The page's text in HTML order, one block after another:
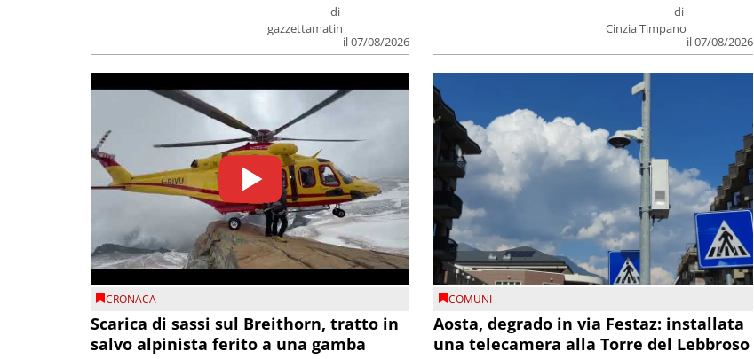
di
gazzettamatin
il 07/08/2026
di
Cinzia Timpano
il 07/08/2026
CRONACA
Scarica di sassi sul Breithorn, tratto in
salvo alpinista ferito a una gamba
COMUNI
Aosta, degrado in via Festaz: installata
una telecamera alla Torre del Lebbroso